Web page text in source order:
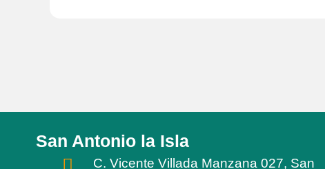
San Antonio la Isla
C. Vicente Villada Manzana 027, San